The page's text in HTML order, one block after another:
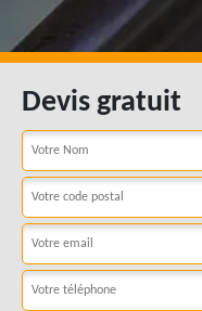
Devis gratuit